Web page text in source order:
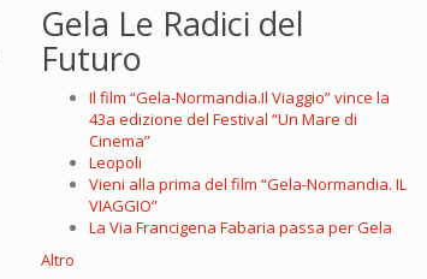
Gela Le Radici del
Futuro
Il film “Gela-Normandia.Il Viaggio” vince la
43a edizione del Festival “Un Mare di
Cinema”
Leopoli
Vieni alla prima del film “Gela-Normandia. IL
VIAGGIO”
La Via Francigena Fabaria passa per Gela
Altro